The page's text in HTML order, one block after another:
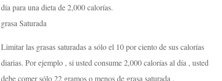
día para una dieta de 2,000 calorías.
grasa Saturada
Limitar las grasas saturadas a sólo el 10 por ciento de sus calorías
diarias. Por ejemplo , si usted consume 2,000 calorías al día , usted
debe comer sólo 22 gramos o menos de grasa saturada .